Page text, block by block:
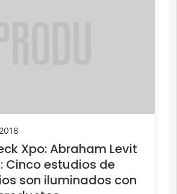
Xpo: Abraham Levit
Cinco estudios de
son iluminados con